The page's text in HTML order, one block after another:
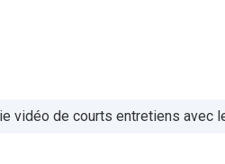
vidéo de courts entretiens avec